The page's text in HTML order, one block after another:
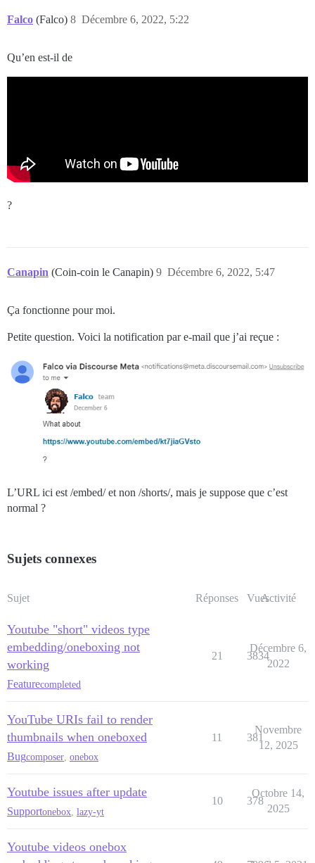
Falco (Falco) Décembre 6, 2022, 5:22
8
Qu’en est-il de
?
Canapin (Coin-coin le Canapin) Décembre 6, 2022, 5:47
9
Ça fonctionne pour moi.
Petite question. Voici la notification par e-mail que j’ai reçue :
L’URL ici est /embed/ et non /shorts/, mais je suppose que c’est
normal ?
Sujets connexes
Sujet Réponses VuesActivité
Youtube "short" videos type
embedding/oneboxing not
working
Featurecompleted
21 3834
Décembre 6,
2022
YouTube URIs fail to render
thumbnails when oneboxed
Bugcomposer onebox
11 381
Novembre
12, 2025
Youtube issues after update
Supportonebox lazy-yt
10 378
Octobre 14,
2025
Youtube videos onebox